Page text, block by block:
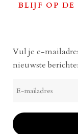
BLIJF OP DE
Vul je e-
nieuwste
mailadres